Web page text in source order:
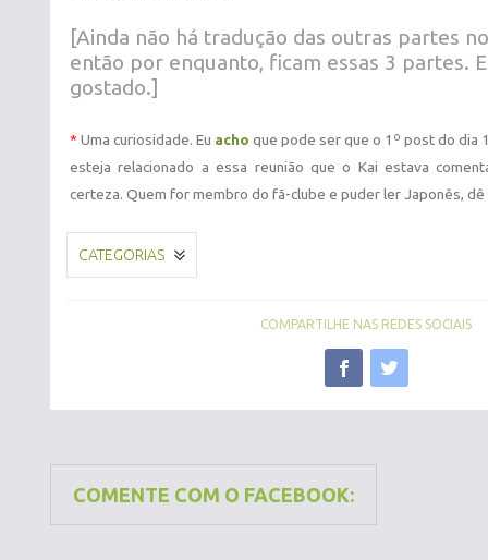
[Ainda não há tradução das outras partes
então por enquanto, ficam essas 3 partes.
gostado.]
* Uma curiosidade. Eu acho que pode ser que o 1º post do dia
esteja relacionado a essa reunião que o Kai estava
certeza. Quem for membro do fã-clube e puder ler Japonês, dê
CATEGORIAS
COMPARTILHE NAS REDES SOCIAIS
COMENTE COM O FACEBOOK: